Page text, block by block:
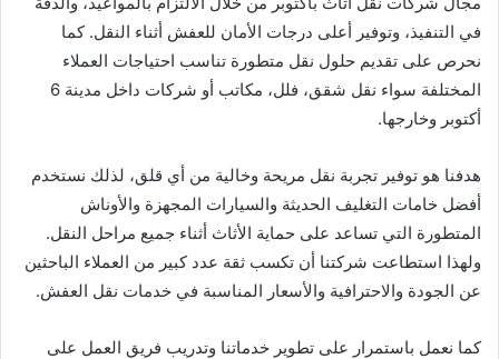
في التنفيذ، وتوفير أعلى درجات الأمان للعفش أثناء النقل. كما
نحرص على تقديم حلول نقل متطورة تناسب احتياجات العملاء
المختلفة سواء نقل شقق، فلل، مكاتب أو شركات داخل مدينة 6
أكتوبر وخارجها.
هدفنا هو توفير تجربة نقل مريحة وخالية من أي قلق، لذلك نستخدم
أفضل خامات التغليف الحديثة والسيارات المجهزة والأوناش
المتطورة التي تساعد على حماية الأثاث أثناء جميع مراحل النقل.
ولهذا استطاعت شركتنا أن تكسب ثقة عدد كبير من العملاء الباحثين
عن الجودة والاحترافية والأسعار المناسبة في خدمات نقل العفش.
كما نعمل باستمرار على تطوير خدماتنا وتدريب فريق العمل على